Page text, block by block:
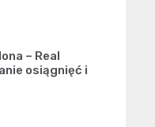
– Real
osiągnięć i